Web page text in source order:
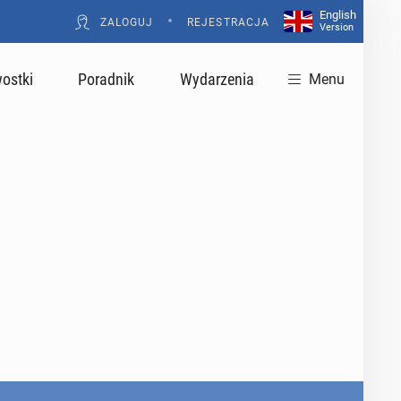
ZALOGUJ • REJESTRACJA
English
Version
Poradnik Wydarzenia Menu